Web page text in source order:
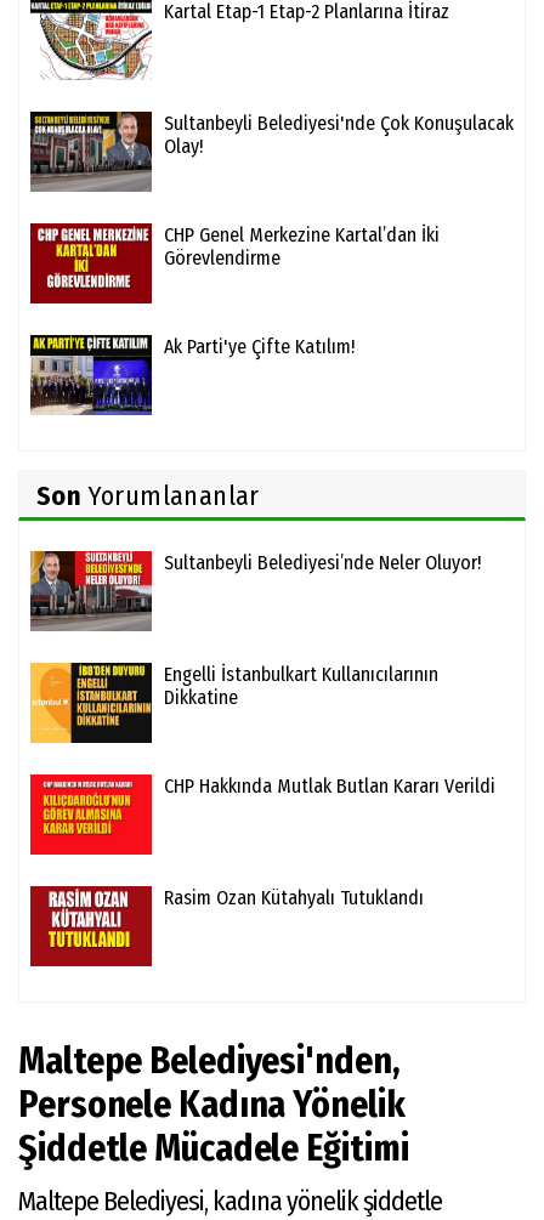
Kartal Etap-1 Etap-2 Planlarına İtiraz
Sultanbeyli Belediyesi'nde Çok Konuşulacak
Olay!
CHP Genel Merkezine Kartal’dan İki
Görevlendirme
Ak Parti'ye Çifte Katılım!
Son Yorumlananlar
Sultanbeyli Belediyesi’nde Neler Oluyor!
Engelli İstanbulkart Kullanıcılarının
Dikkatine
CHP Hakkında Mutlak Butlan Kararı Verildi
Rasim Ozan Kütahyalı Tutuklandı
Maltepe Belediyesi'nden,
Personele Kadına Yönelik
Şiddetle Mücadele Eğitimi
Maltepe Belediyesi, kadına yönelik şiddetle